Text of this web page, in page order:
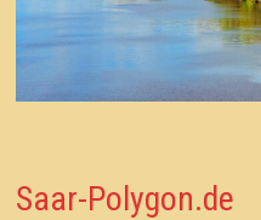
Saar-Polygon.de